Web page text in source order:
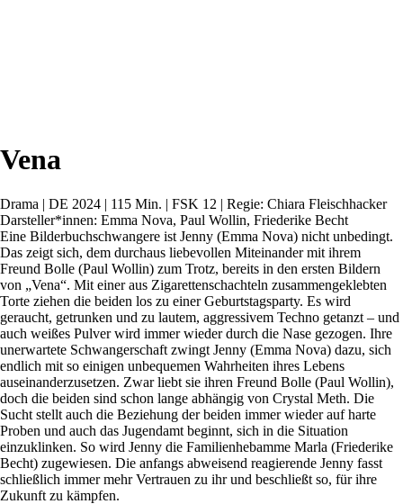
Vena
Drama | DE 2024 | 115 Min. | FSK 12 | Regie: Chiara Fleischhacker
Darsteller*innen: Emma Nova, Paul Wollin, Friederike Becht
Eine Bilderbuchschwangere ist Jenny (Emma Nova) nicht unbedingt.
Das zeigt sich, dem durchaus liebevollen Miteinander mit ihrem
Freund Bolle (Paul Wollin) zum Trotz, bereits in den ersten Bildern
von „Vena“. Mit einer aus Zigarettenschachteln zusammengeklebten
Torte ziehen die beiden los zu einer Geburtstagsparty. Es wird
geraucht, getrunken und zu lautem, aggressivem Techno getanzt – und
auch weißes Pulver wird immer wieder durch die Nase gezogen. Ihre
unerwartete Schwangerschaft zwingt Jenny (Emma Nova) dazu, sich
endlich mit so einigen unbequemen Wahrheiten ihres Lebens
auseinanderzusetzen. Zwar liebt sie ihren Freund Bolle (Paul Wollin),
doch die beiden sind schon lange abhängig von Crystal Meth. Die
Sucht stellt auch die Beziehung der beiden immer wieder auf harte
Proben und auch das Jugendamt beginnt, sich in die Situation
einzuklinken. So wird Jenny die Familienhebamme Marla (Friederike
Becht) zugewiesen. Die anfangs abweisend reagierende Jenny fasst
schließlich immer mehr Vertrauen zu ihr und beschließt so, für ihre
Zukunft zu kämpfen.